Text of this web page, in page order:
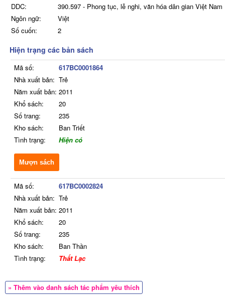
DDC:
390.597 - Phong tục, lễ nghi, văn hóa dân gian Việt Nam
Ngôn ngữ:
Việt
Số cuốn:
2
Hiện trạng các bản sách
Mã số:
617BC0001864
Nhà xuất bản: Trẻ
Năm xuất bản: 2011
Khổ sách:
20
Số trang:
235
Kho sách:
Ban Triết
Tình trạng:
Hiện có
Mượn sách
Mã số:
617BC0002824
Nhà xuất bản: Trẻ
Năm xuất bản: 2011
Khổ sách:
20
Số trang:
235
Kho sách:
Ban Thần
Tình trạng:
Thất Lạc
» Thêm vào danh sách tác phẩm yêu thích